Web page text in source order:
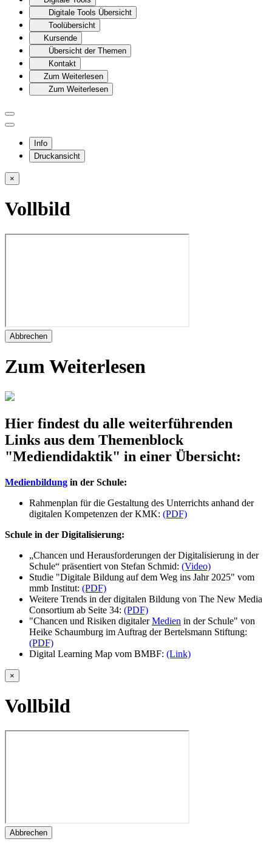
Digitale Tools Übersicht
Toolübersicht
Kursende
Übersicht der Themen
Kontakt
Zum Weiterlesen
Zum Weiterlesen
Info
Druckansicht
×
Vollbild
Abbrechen
Zum Weiterlesen
Hier findest du alle weiterführenden
Links aus dem Themenblock
"Mediendidaktik" in einer Übersicht:
Medienbildung in der Schule:
Rahmenplan für die Gestaltung des Unterrichts anhand der
digitalen Kompetenzen der KMK: (PDF)
Schule in der Digitalisierung:
„Chancen und Herausforderungen der Digitalisierung in der
Schule“ präsentiert von Stefan Schmid: (Video)
Studie "Digitale Bildung auf dem Weg ins Jahr 2025" vom
mmb Institut: (PDF)
Weitere Trends in der digitalen Bildung von The New Media
Consortium ab Seite 34: (PDF)
"Chancen und Risiken digitalerMedien in der Schule" von
Heike Schaumburg im Auftrag der Bertelsmann Stiftung:
(PDF)
Digital Learning Map vom BMBF: (Link)
×
Vollbild
Abbrechen